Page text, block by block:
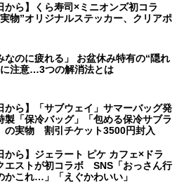
から】くら寿司×ミニオンズ初コラ
物”オリジナルステッカー、クリアポ
なのに疲れる」 お盆休み特有の“隠れ
注意…3つの解消法とは
から】「サブウェイ」サマーバッグ発
「保冷バッグ」「包める保冷サブラ
の実物 割引チケット3500円封入
から】ジェラート ピケ カフェ×ドラ
エストが初コラボ SNS「おっさん行
かこれ…」「えぐかわいい」